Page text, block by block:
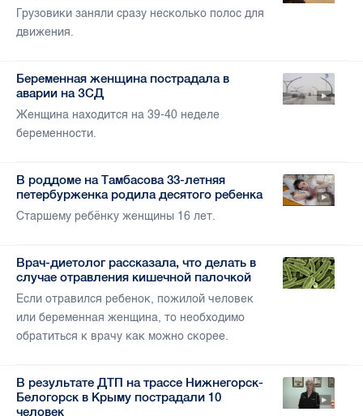
Грузовики заняли сразу несколько полос для
движения.
Беременная женщина пострадала в
аварии на ЗСД
Женщина находится на 39-40 неделе
беременности.
В роддоме на Тамбасова 33-летняя
петербурженка родила десятого ребенка
Старшему ребёнку женщины 16 лет.
Врач-диетолог рассказала, что делать в
случае отравления кишечной палочкой
Если отравился ребенок, пожилой человек
или беременная женщина, то необходимо
обратиться к врачу как можно скорее.
В результате ДТП на трассе Нижнегорск-
Белогорск в Крыму пострадали 10
человек